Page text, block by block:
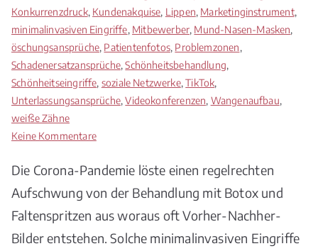
Konkurrenzdruck, Kundenakquise, Lippen, Marketinginstrument,
minimalinvasiven Eingriffe, Mitbewerber, Mund-Nasen-Masken,
öschungsansprüche, Patientenfotos, Problemzonen,
Schadenersatzansprüche,Schönheitsbehandlung,
Schönheitseingriffe, soziale Netzwerke,TikTok,
Unterlassungsansprüche,Videokonferenzen, Wangenaufbau,
weiße Zähne
Keine Kommentarezu
Nachher-
Bilder
Schönheitseingriffen
Die Corona-Pandemie löste einen regelrechten
Aufschwung von der Behandlung mit Botox und
Faltenspritzen aus woraus oft Vorher-Nachher-
Bilder entstehen. Solche minimalinvasiven Eingriffe